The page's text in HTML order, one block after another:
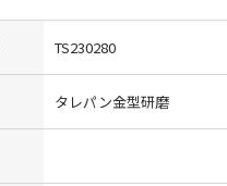
TS230280
タレパン金型研磨